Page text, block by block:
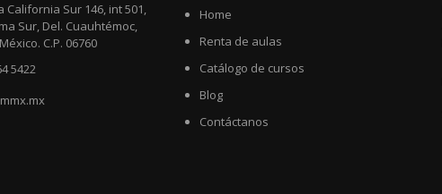
California Sur 146, int 501,
Sur, Del. Cuauhtémoc,
C.P. 06760​
5422
Home
Renta de aulas
Catálogo de cursos
Blog
Contáctanos